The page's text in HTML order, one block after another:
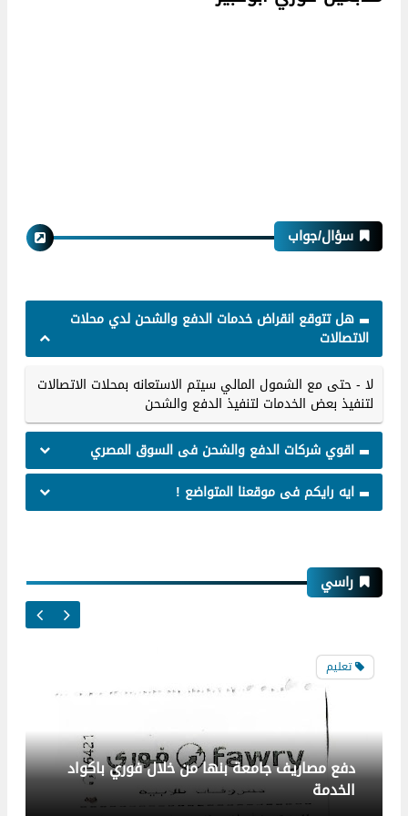
سؤال/جواب
هل تتوقع انقراض خدمات الدفع والشحن لدي محلات
الاتصالات
لا - حتى مع الشمول المالي سيتم الاستعانه بمحلات الاتصالات
لتنفيذ بعض الخدمات لتنفيذ الدفع والشحن
اقوي شركات الدفع والشحن فى السوق المصري
ايه رايكم فى موقعنا المتواضع !
راسي
دفع مصاريف جامعة بنها من خلال فوري باكواد
الخدمة
اتصالات وانترنت